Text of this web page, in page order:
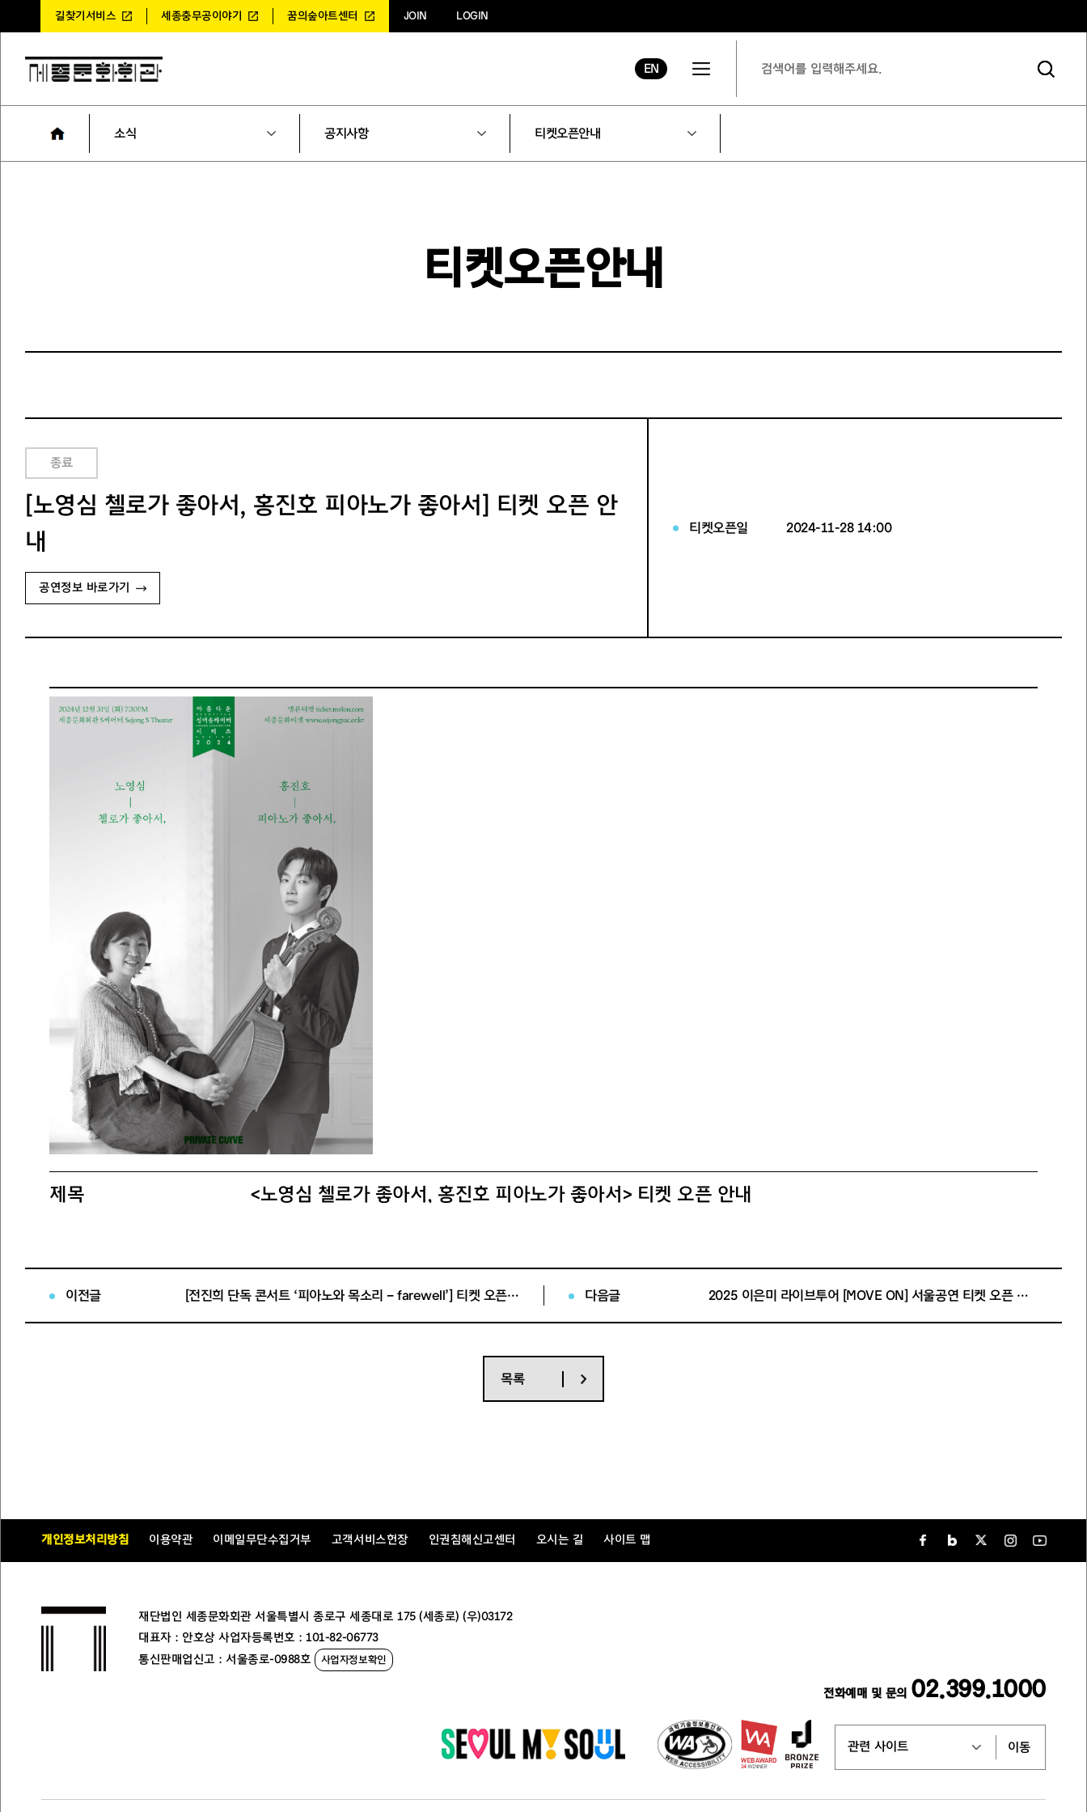
길찾기서비스 세종충무공이야기 꿈의숲아트센터 JOIN LOGIN
EN
소식 공지사항 티켓오픈안내
티켓오픈안내
종료
[노영심 첼로가 좋아서, 홍진호 피아노가 좋아서] 티켓 오픈 안
내
공연정보 바로가기
티켓오픈일 2024-11-28 14:00
제목 <노영심 첼로가 좋아서, 홍진호 피아노가 좋아서> 티켓 오픈 안내
티켓오픈회차 2024년 12월 31일(화) 19:30
티켓가격 : 전석 110,000원
공연소개 내용
<노영심 첼로가 좋아서, 홍진호 피아노가 좋아6서>
년 12월의 마지막 밤을 장식할 협연 콘서트
이전글 [전진희 단독 콘서트 ‘피아노와 목소리 – farewell’] 티켓 오픈 안내 다음글 2025 이은미 라이브투어 [MOVE ON] 서울공연 티켓 오픈 안내
목록
개인정보처리방침 이용약관 이메일무단수집거부 고객서비스헌장 인권침해신고센터 오시는 길 사이트 맵
재단법인 세종문화회관 서울특별시 종로구 세종대로 175 (세종로) (우)03172
대표자 : 안호상 사업자등록번호 : 101-82-06773
통신판매업신고 : 서울종로-0988호
사업자정보확인
전화예매 및 문의 02.399.1000
이동